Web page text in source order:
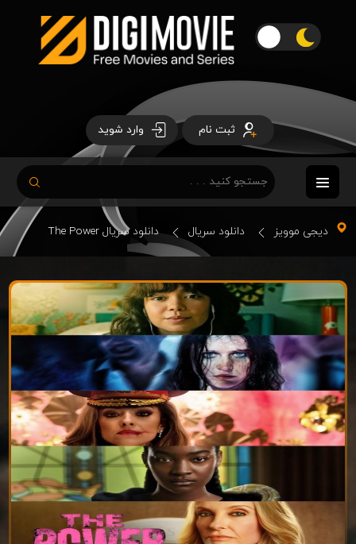
ثبت نام وارد شوید
دیجی موویز دانلود سریال دانلود سریال The Power